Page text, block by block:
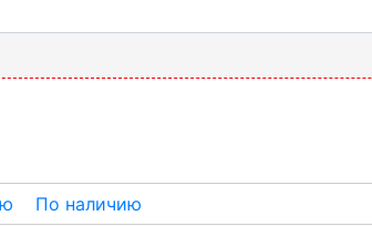
По наличию